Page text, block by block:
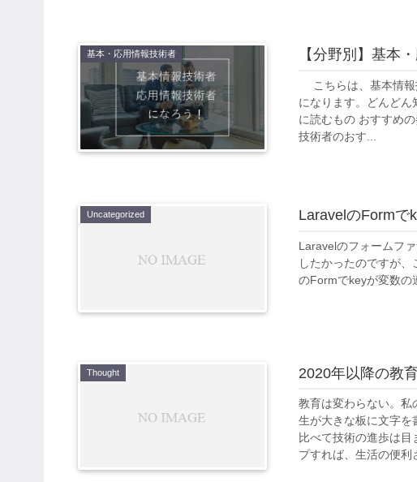
基本・応用情報技術者 【分野別】基本
こちらは、基本情報
になります。どんど
に読むもの おすすめ
技術者のおす...
Uncategorized LaravelのFormで
Laravelのフォームフ
したかったのですが
のFormでkeyが変数の
Thought 2020年以降の教
教育は変わらない。私
生が大きな板に文字を
比べて技術の進歩は
プすれば、生活の便利